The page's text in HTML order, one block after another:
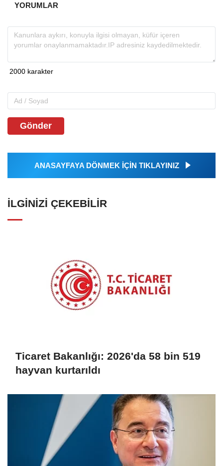
YORUMLAR
Gönder
ANASAYFAYA DÖNMEK İÇİN TIKLAYINIZ
İLGINIZI ÇEKEBILIR
Ticaret Bakanlığı: 2026'da 58 bin 519
hayvan kurtarıldı